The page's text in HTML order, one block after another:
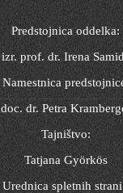
Predstojnica oddelka:
izr. prof. dr. Irena
Namestnica
doc. dr. Petra
Tajništvo:
Tatjana Györkös
Urednica spletnih